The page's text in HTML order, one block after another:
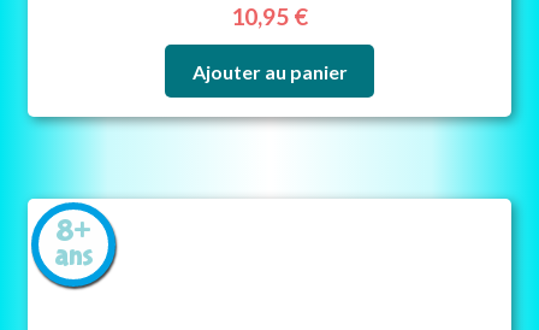
10,95 €
Ajouter au panier
8+
ans